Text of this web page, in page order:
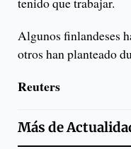
Algunos finlandeses
otros han planteado
Reuters
Más de